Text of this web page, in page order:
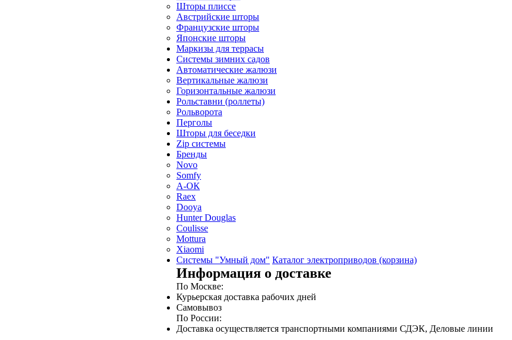
Шторы плиссе
Австрийские шторы
Французские шторы
Японские шторы
Маркизы для террасы
Системы зимних садов
Автоматические жалюзи
Вертикальные жалюзи
Горизонтальные жалюзи
Рольставни (роллеты)
Рольворота
Перголы
Шторы для беседки
Zip системы
Бренды
Novo
Somfy
А-ОК
Raex
Dooya
Hunter Douglas
Coulisse
Mottura
Xiaomi
Системы "Умный дом" Каталог электроприводов (корзина)
Информация о доставке
По Москве:
Курьерская доставка рабочих дней
Самовывоз
По России:
Доставка осуществляется транспортными компаниями СДЭК, Деловые линии